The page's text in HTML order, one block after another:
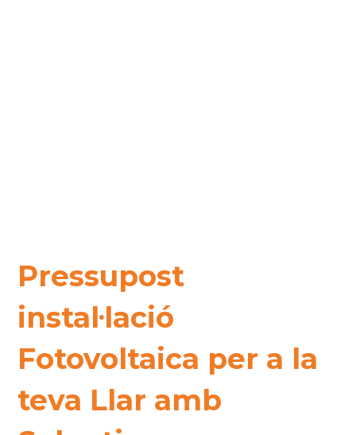
Pressupost
instal·lació
Fotovoltaica per a la
teva Llar amb